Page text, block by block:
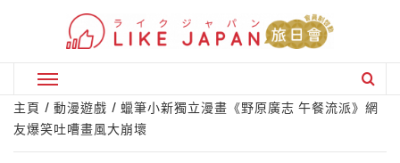
Primary
Menu
主頁 動漫遊戲
蠟筆小新獨立漫畫《野原廣志 午餐流派》網
友爆笑吐嘈畫風大崩壞